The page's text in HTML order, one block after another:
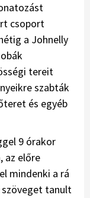
csoport
a Johnelly
tereit
szabták
és egyéb
9 órakor
az előre
mindenki a rá
tanult